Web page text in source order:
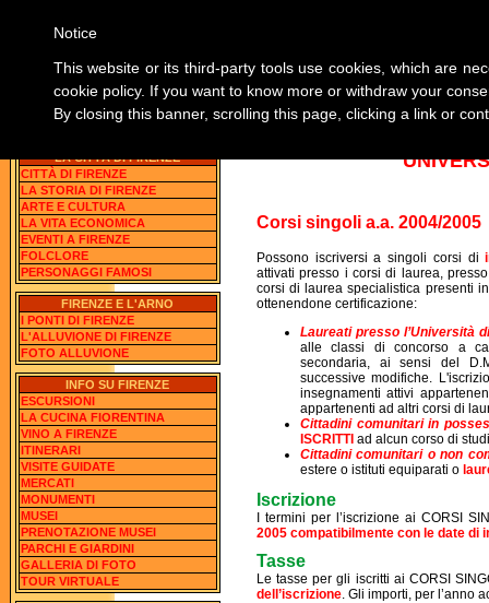
Home About Firenze TROVA TUTTE LE
LA CITTÀ DI FIRENZE
CITTÀ DI FIRENZE
LA STORIA DI FIRENZE
ARTE E CULTURA
LA VITA ECONOMICA
EVENTI A FIRENZE
FOLCLORE
PERSONAGGI FAMOSI
FIRENZE E L'ARNO
I PONTI DI FIRENZE
L'ALLUVIONE DI FIRENZE
FOTO ALLUVIONE
INFO SU FIRENZE
ESCURSIONI
LA CUCINA FIORENTINA
VINO A FIRENZE
ITINERARI
VISITE GUIDATE
MERCATI
MONUMENTI
MUSEI
PRENOTAZIONE MUSEI
PARCHI E GIARDINI
GALLERIA DI FOTO
TOUR VIRTUALE
Corsi singoli a.a. 2004/2005
Possono iscriversi a singoli corsi di
attivati presso i corsi di laurea,
corsi di laurea specialistica presenti
ottenendone certificazione:
Laureati presso l’Università
alle classi di concorso a
secondaria, ai sensi del
successive modifiche.
insegnamenti attivi
appartenenti ad altri corsi di
Cittadini comunitari in
ISCRITTI ad alcun corso di
Cittadini comunitari o non
estere o istituti equiparati o
Iscrizione
I termini per l’iscrizione ai CORSI
2005 compatibilmente con le date di
Tasse
Le tasse per gli iscritti ai CORSI
dell’iscrizione. Gli importi, per l’anno
Notice
This website or its third-party tools use cookies, which are
cookie policy. If you want to know more or withdraw your
By closing this banner, scrolling this page, clicking a link or